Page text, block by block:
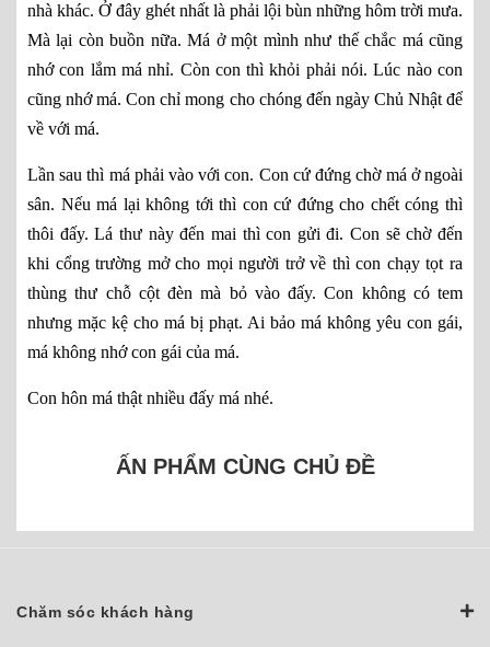
nhà khác. Ở đây ghét nhất là phải lội bùn những hôm trời mưa.
Mà lại còn buồn nữa. Má ở một mình như thế chắc má cũng
nhớ con lắm má nhỉ. Còn con thì khỏi phải nói. Lúc nào con
cũng nhớ má. Con chỉ mong cho chóng đến ngày Chủ Nhật để
về với má.
Lần sau thì má phải vào với con. Con cứ đứng chờ má ở ngoài
sân. Nếu má lại không tới thì con cứ đứng cho chết cóng thì
thôi đấy. Lá thư này đến mai thì con gửi đi. Con sẽ chờ đến
khi cổng trường mở cho mọi người trở về thì con chạy tọt ra
thùng thư chỗ cột đèn mà bỏ vào đấy. Con không có tem
nhưng mặc kệ cho má bị phạt. Ai bảo má không yêu con gái,
má không nhớ con gái của má.
Con hôn má thật nhiều đấy má nhé.
ẤN PHẨM CÙNG CHỦ ĐỀ
Chăm sóc khách hàng